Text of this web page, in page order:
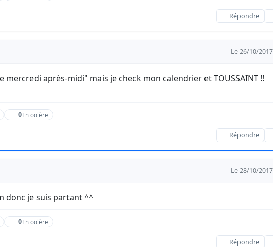
Répondre
Le 26/10/
mercredi après-midi" mais je check mon calendrier et TOUSSAINT !!
0En colère
Répondre
Le 28/10/
donc je suis partant ^^
0En colère
Répondre